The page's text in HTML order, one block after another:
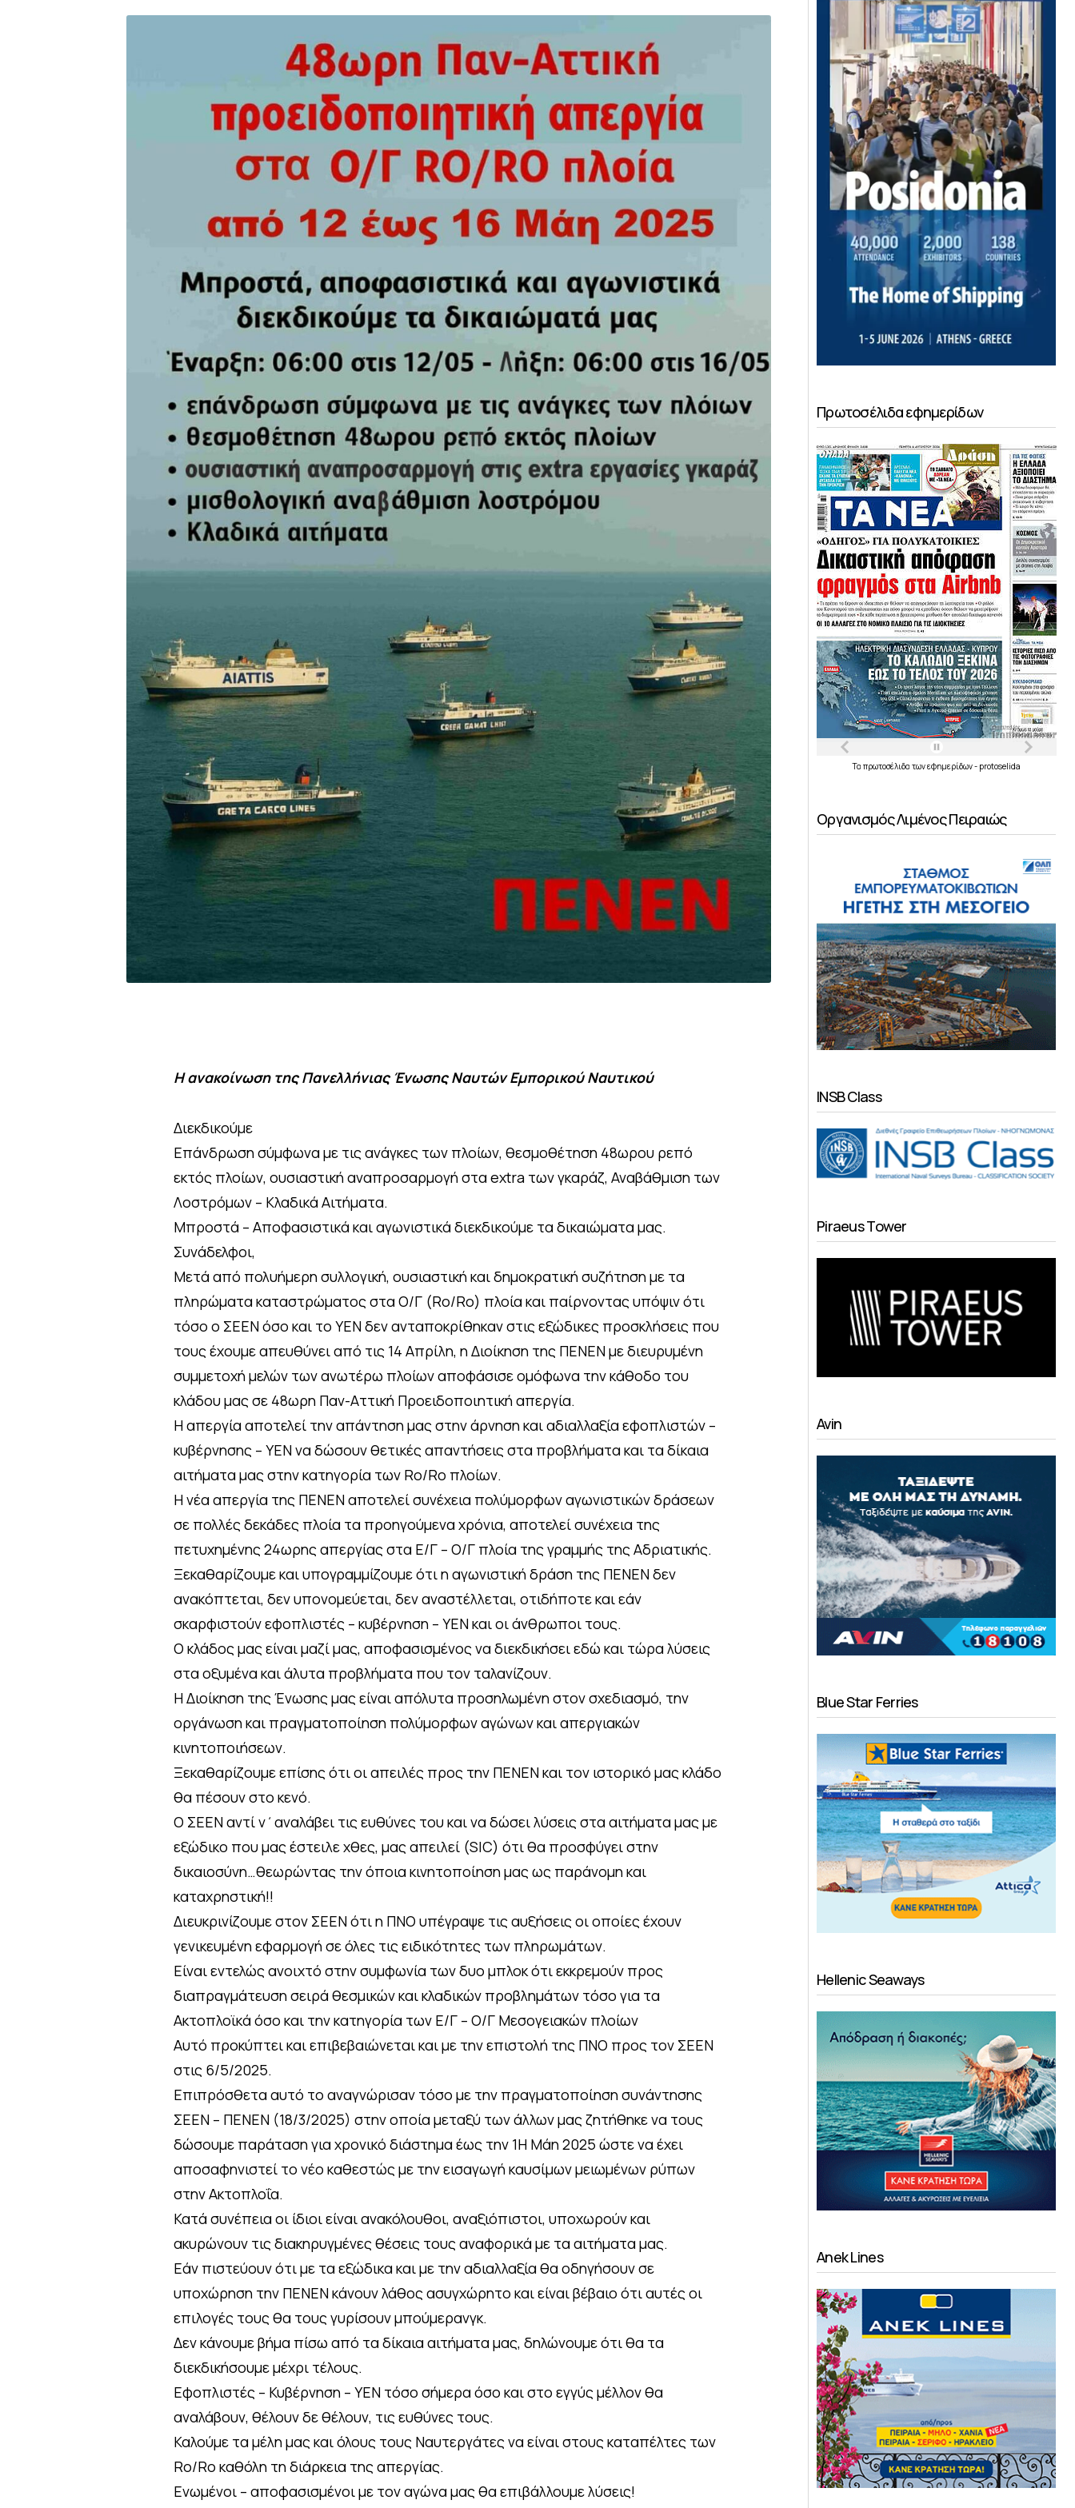
Η ανακοίνωση της Πανελλήνιας Ένωσης Ναυτών Εμπορικού Ναυτικού
Διεκδικούμε
Επάνδρωση σύμφωνα με τις ανάγκες των πλοίων, θεσμοθέτηση 48ωρου ρεπό
εκτός πλοίων, ουσιαστική αναπροσαρμογή στα extra των γκαράζ, Αναβάθμιση των
Λοστρόμων – Κλαδικά Αιτήματα.
Μπροστά – Αποφασιστικά και αγωνιστικά διεκδικούμε τα δικαιώματα μας.
Συνάδελφοι,
Μετά από πολυήμερη συλλογική, ουσιαστική και δημοκρατική συζήτηση με τα
πληρώματα καταστρώματος στα Ο/Γ (Ro/Ro) πλοία και παίρνοντας υπόψιν ότι
τόσο ο ΣΕΕΝ όσο και το ΥΕΝ δεν ανταποκρίθηκαν στις εξώδικες προσκλήσεις που
τους έχουμε απευθύνει από τις 14 Απρίλη, η Διοίκηση της ΠΕΝΕΝ με διευρυμένη
συμμετοχή μελών των ανωτέρω πλοίων αποφάσισε ομόφωνα την κάθοδο του
κλάδου μας σε 48ωρη Παν-Αττική Προειδοποιητική απεργία.
Η απεργία αποτελεί την απάντηση μας στην άρνηση και αδιαλλαξία εφοπλιστών –
κυβέρνησης – ΥΕΝ να δώσουν θετικές απαντήσεις στα προβλήματα και τα δίκαια
αιτήματα μας στην κατηγορία των Ro/Ro πλοίων.
Η νέα απεργία της ΠΕΝΕΝ αποτελεί συνέχεια πολύμορφων αγωνιστικών δράσεων
σε πολλές δεκάδες πλοία τα προηγούμενα χρόνια, αποτελεί συνέχεια της
πετυχημένης 24ωρης απεργίας στα Ε/Γ – Ο/Γ πλοία της γραμμής της Αδριατικής.
Ξεκαθαρίζουμε και υπογραμμίζουμε ότι η αγωνιστική δράση της ΠΕΝΕΝ δεν
ανακόπτεται, δεν υπονομεύεται, δεν αναστέλλεται, οτιδήποτε και εάν
σκαρφιστούν εφοπλιστές – κυβέρνηση – ΥΕΝ και οι άνθρωποι τους.
Ο κλάδος μας είναι μαζί μας, αποφασισμένος να διεκδικήσει εδώ και τώρα λύσεις
στα οξυμένα και άλυτα προβλήματα που τον ταλανίζουν.
Η Διοίκηση της Ένωσης μας είναι απόλυτα προσηλωμένη στον σχεδιασμό, την
οργάνωση και πραγματοποίηση πολύμορφων αγώνων και απεργιακών
κινητοποιήσεων.
Ξεκαθαρίζουμε επίσης ότι οι απειλές προς την ΠΕΝΕΝ και τον ιστορικό μας κλάδο
θα πέσουν στο κενό.
Ο ΣΕΕΝ αντί ν΄αναλάβει τις ευθύνες του και να δώσει λύσεις στα αιτήματα μας με
εξώδικο που μας έστειλε χθες, μας απειλεί (SIC) ότι θα προσφύγει στην
δικαιοσύνη…θεωρώντας την όποια κινητοποίηση μας ως παράνομη και
καταχρηστική!!
Διευκρινίζουμε στον ΣΕΕΝ ότι η ΠΝΟ υπέγραψε τις αυξήσεις οι οποίες έχουν
γενικευμένη εφαρμογή σε όλες τις ειδικότητες των πληρωμάτων.
Είναι εντελώς ανοιχτό στην συμφωνία των δυο μπλοκ ότι εκκρεμούν προς
διαπραγμάτευση σειρά θεσμικών και κλαδικών προβλημάτων τόσο για τα
Ακτοπλοϊκά όσο και την κατηγορία των Ε/Γ – Ο/Γ Μεσογειακών πλοίων
Αυτό προκύπτει και επιβεβαιώνεται και με την επιστολή της ΠΝΟ προς τον ΣΕΕΝ
στις 6/5/2025.
Επιπρόσθετα αυτό το αναγνώρισαν τόσο με την πραγματοποίηση συνάντησης
ΣΕΕΝ – ΠΕΝΕΝ (18/3/2025) στην οποία μεταξύ των άλλων μας ζητήθηκε να τους
δώσουμε παράταση για χρονικό διάστημα έως την 1Η Μάη 2025 ώστε να έχει
αποσαφηνιστεί το νέο καθεστώς με την εισαγωγή καυσίμων μειωμένων ρύπων
στην Ακτοπλοΐα.
Κατά συνέπεια οι ίδιοι είναι ανακόλουθοι, αναξιόπιστοι, υποχωρούν και
ακυρώνουν τις διακηρυγμένες θέσεις τους αναφορικά με τα αιτήματα μας.
Εάν πιστεύουν ότι με τα εξώδικα και με την αδιαλλαξία θα οδηγήσουν σε
υποχώρηση την ΠΕΝΕΝ κάνουν λάθος ασυγχώρητο και είναι βέβαιο ότι αυτές οι
επιλογές τους θα τους γυρίσουν μπούμερανγκ.
Δεν κάνουμε βήμα πίσω από τα δίκαια αιτήματα μας, δηλώνουμε ότι θα τα
διεκδικήσουμε μέχρι τέλους.
Εφοπλιστές – Κυβέρνηση – ΥΕΝ τόσο σήμερα όσο και στο εγγύς μέλλον θα
αναλάβουν, θέλουν δε θέλουν, τις ευθύνες τους.
Καλούμε τα μέλη μας και όλους τους Ναυτεργάτες να είναι στους καταπέλτες των
Ro/Ro καθόλη τη διάρκεια της απεργίας.
Ενωμένοι – αποφασισμένοι με τον αγώνα μας θα επιβάλλουμε λύσεις!
Πρωτοσέλιδα εφημερίδων
Τα πρωτοσέλιδα τωνεφημερίδων- protoselida
Οργανισμός Λιμένος Πειραιώς
INSB Class
Piraeus Tower
Avin
Blue Star Ferries
Hellenic Seaways
Anek Lines